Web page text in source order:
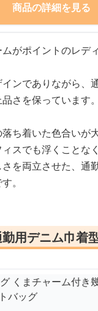
商品の詳細を見る
がポイントのレデ
ンでありながら、
さを保っています。
ち着いた色合いが
スでも浮くことな
を両立させた、通
。
用デニム巾着